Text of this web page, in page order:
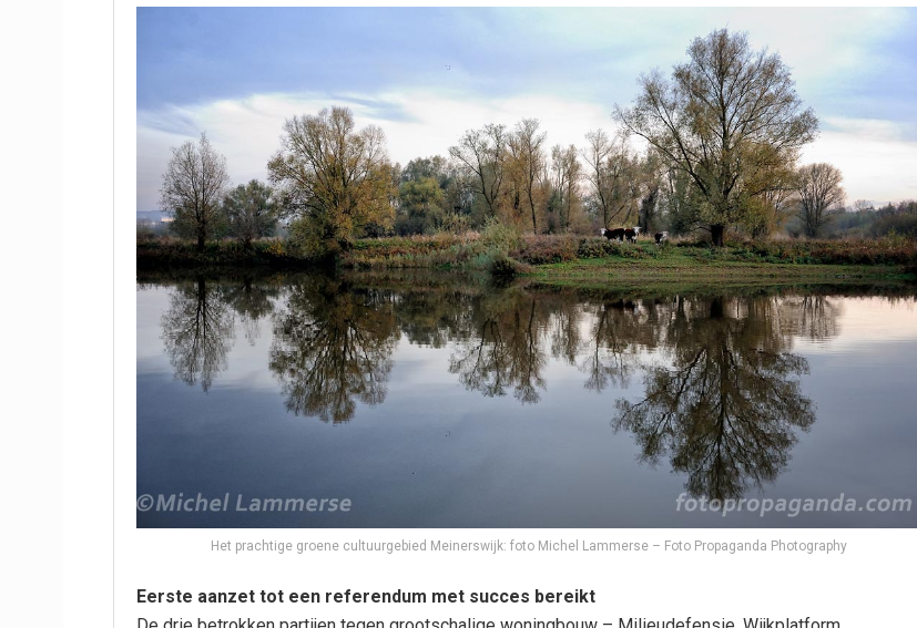
Het prachtige groene cultuurgebied Meinerswijk: foto Michel Lammerse – Foto Propaganda Photography
Eerste aanzet tot een referendum met succes bereikt